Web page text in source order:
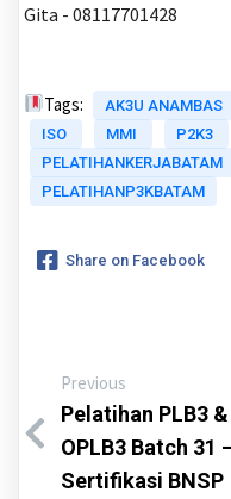
Gita - 08117701428
Tags: AK3U ANAMBAS
ISO
MMI P2K3
PELATIHANKERJABATAM
PELATIHANP3KBATAM
Share on Facebook
Previous
Pelatihan PLB3 &
OPLB3 Batch 31
Sertifikasi BNSP